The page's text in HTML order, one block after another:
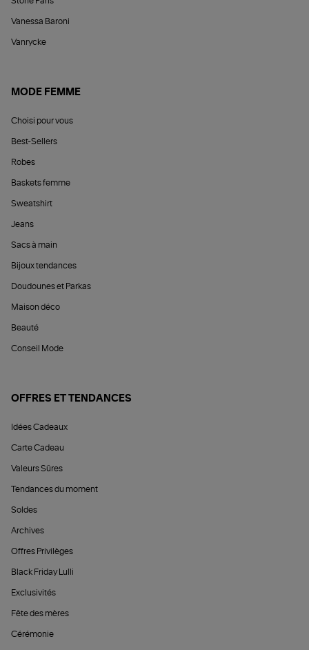
Vanessa Baroni
Vanrycke
MODE FEMME
Choisi pour vous
Best-Sellers
Robes
Baskets femme
Sweatshirt
Jeans
Sacs à main
Bijoux tendances
Doudounes et Parkas
Maison déco
Beauté
Conseil Mode
OFFRES ET TENDANCES
Idées Cadeaux
Carte Cadeau
Valeurs Sûres
Tendances du moment
Soldes
Archives
Offres Privilèges
Black Friday Lulli
Exclusivités
Fête des mères
Cérémonie